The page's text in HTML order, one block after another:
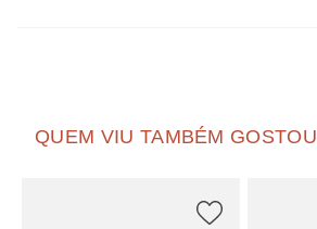
QUEM VIU TAMBÉM GOSTOU